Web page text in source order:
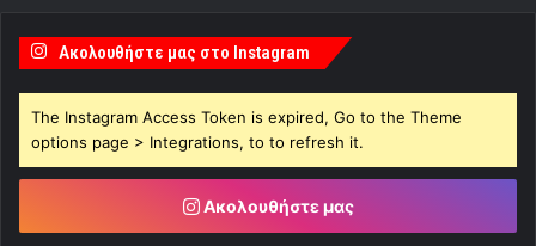
Ακολουθήστε μας στο Instagram
The Instagram Access Token is expired, Go to the Theme
options page > Integrations, to to refresh it.
Ακολουθήστε μας